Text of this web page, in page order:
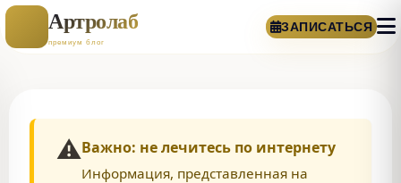
Артролаб
премиум блог
ЗАПИСАТЬСЯ
⚠️Важно: не лечитесь по интернету
Информация, представленная на